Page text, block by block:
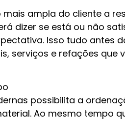
ampla do cliente a
dizer se está ou não
Isso tudo antes
serviços e refações que
possibilita a
Ao mesmo tempo